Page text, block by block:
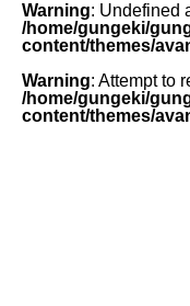
Warning: Undefined
/home/gungeki/
content/themes/
Warning: Attempt to
/home/gungeki/
content/themes/